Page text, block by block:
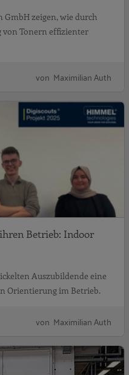
zeigen, wie durch
von Tonern effizienter
von Maximilian Auth
Betrieb: Indoor
Auszubildende eine
Orientierung im Betrieb.
von Maximilian Auth